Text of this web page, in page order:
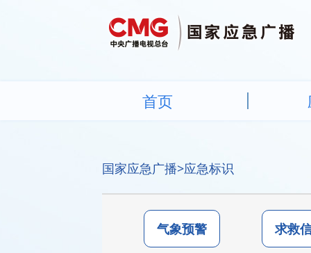
首页
国家应急广播>应急标识
气象预警 求救